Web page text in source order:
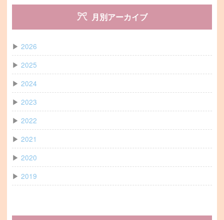
月別アーカイブ
▶ 2026
▶ 2025
▶ 2024
▶ 2023
▶ 2022
▶ 2021
▶ 2020
▶ 2019